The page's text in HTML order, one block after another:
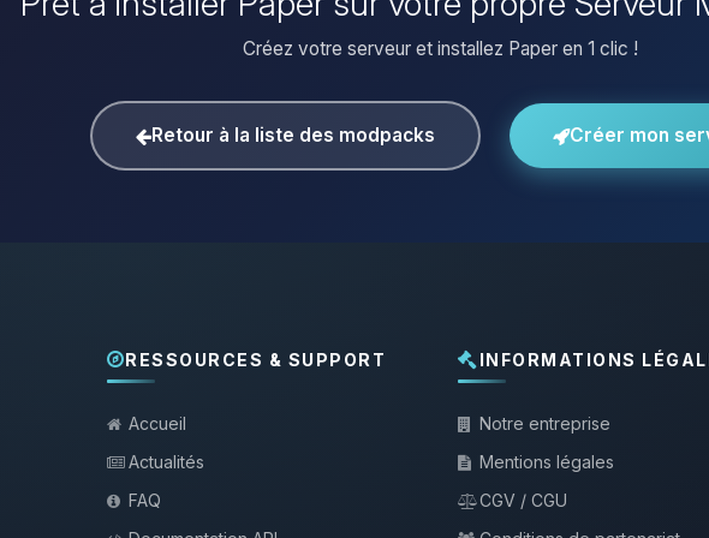
Créez votre serveur et installez Paper en 1 clic !
Retour à la liste des modpacks Créer mon
RESSOURCES & SUPPORT
Accueil
Actualités
FAQ
INFORMATIONS
Notre entreprise
Mentions légales
CGV / CGU